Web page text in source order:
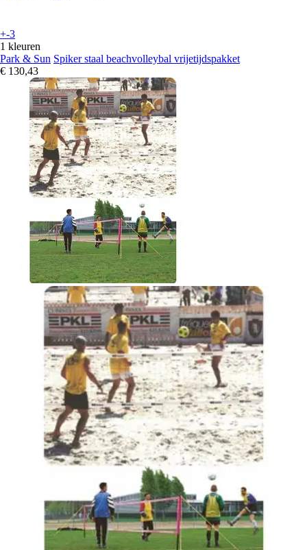
+-3
1 kleuren
Park & Sun Spiker staal beachvolleybal vrijetijdspakket
€ 130,43